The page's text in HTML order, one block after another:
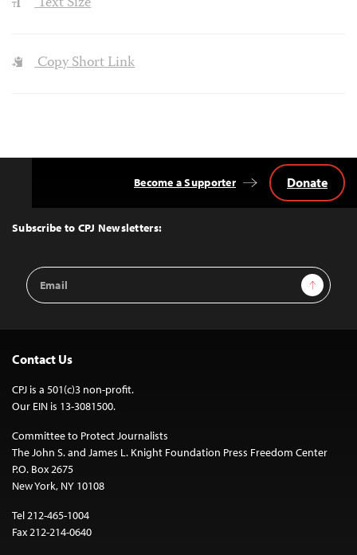
Copy Short Link
Top
Subscribe to CPJ Newsletters:
Email
Address
Sign Up
Become a Supporter Donate
Contact Us
CPJ is a 501(c)3 non-profit.
Our EIN is 13-3081500.
Committee to Protect Journalists
The John S. and James L. Knight Foundation Press Freedom Center
P.O. Box 2675
New York, NY 10108
Tel 212-465-1004
Fax 212-214-0640